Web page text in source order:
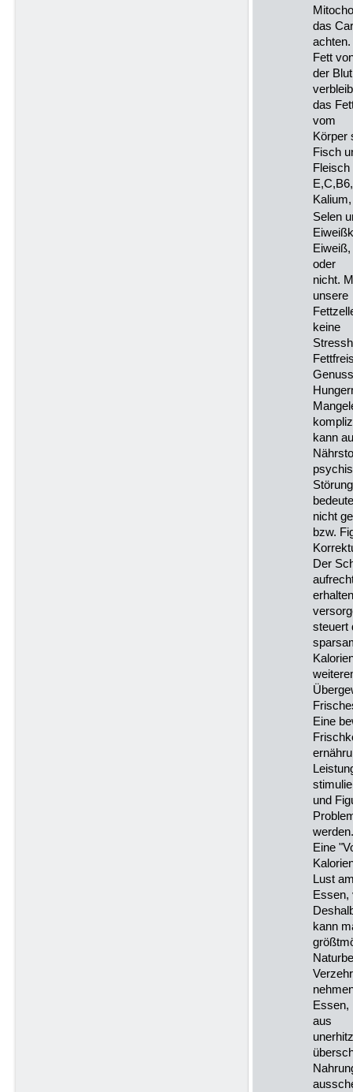
das
Fett
der
das
vom
Körper
Fisch
Fleisch
Kalium,
Selen
oder
nicht.
unsere
keine
kann
nicht
bzw.
Der
steuert
Eine
und
werden.
Eine
Lust
Essen,
kann
Essen,
aus